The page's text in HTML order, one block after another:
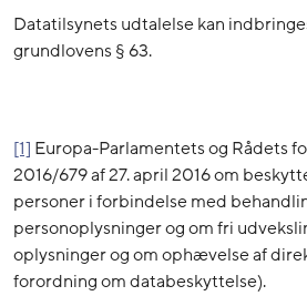
Datatilsynets udtalelse kan
grundlovens § 63.
[1] Europa-Parlamentets og Rådets
2016/679 af 27. april 2016 om
personer i forbindelse med
personoplysninger og om fri
oplysninger og om ophævelse af
forordning om databeskyttelse).